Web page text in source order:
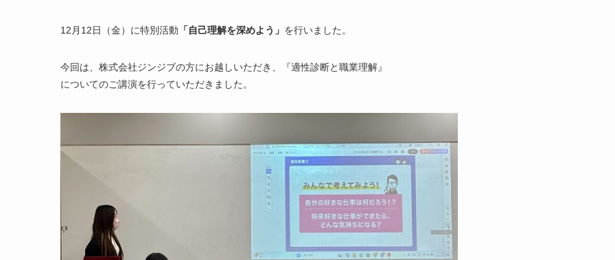
12月12日（金）に特別活動 「自己理解を深めよう」 を行いました。
今回は、株式会社ジンジブの方にお越しいただき、『適性診断と職業理解』
についてのご講演を行っていただきました。